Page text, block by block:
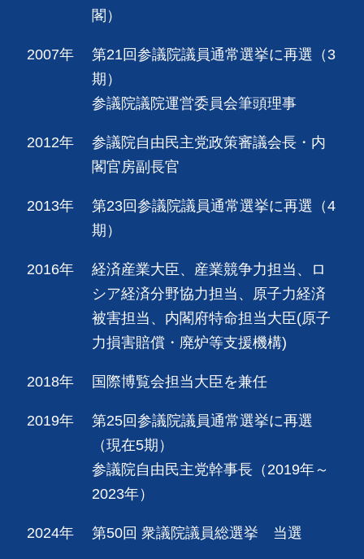
閣）
2007年
第21回参議院議員通常選挙に再選（3
期）
参議院議院運営委員会筆頭理事
2012年
参議院自由民主党政策審議会長・内
閣官房副長官
2013年
第23回参議院議員通常選挙に再選（4
期）
2016年
経済産業大臣、産業競争力担当、ロ
シア経済分野協力担当、原子力経済
被害担当、内閣府特命担当大臣(原子
力損害賠償・廃炉等支援機構)
2018年 国際博覧会担当大臣を兼任
2019年
第25回参議院議員通常選挙に再選
（現在5期）
参議院自由民主党幹事長（2019年～
2023年）
2024年 第50回 衆議院議員総選挙 当選